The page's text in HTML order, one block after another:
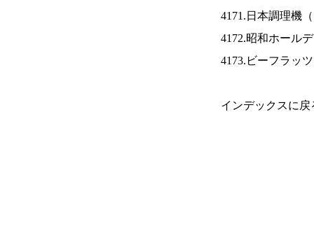
4171.日本調理機（
4172.昭和ホール
4173.ビーフラッ
インデックスに戻